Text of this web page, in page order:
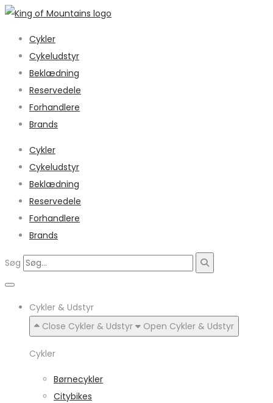
Cykler
Cykeludstyr
Beklædning
Reservedele
Forhandlere
Brands
Cykler
Cykeludstyr
Beklædning
Reservedele
Forhandlere
Brands
Søg
Cykler & Udstyr
Close Cykler & Udstyr
Open Cykler & Udstyr
Cykler
Børnecykler
Citybikes